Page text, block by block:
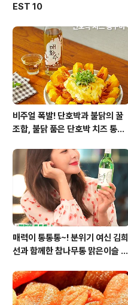
EST 10
비주얼 폭발! 단호박과 불닭의 꿀
조합, 불닭 품은 단호박 치즈 통구
매력이 통통통~! 분위기 여신 김희
선과 함께한 참나무통 맑은이슬 T